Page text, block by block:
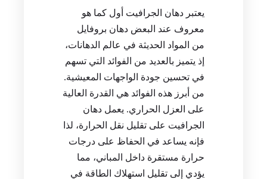
يعتبر دهان الجرافيت أول كما هو
معروف عند البعض دهان بروفايل
من المواد الحديثة في عالم الدهانات،
إذ يتميز بالعديد من الفوائد التي تسهم
في تحسين جودة الواجهات المعيشية.
من أبرز هذه الفوائد هي القدرة العالية
على العزل الحراري. يعمل دهان
الجرافيت على تقليل نقل الحرارة، لذا
فإنه يساعد في الحفاظ على درجات
حرارة مستقرة داخل المباني، مما
يؤدي إلى تقليل استهلاك الطاقة في